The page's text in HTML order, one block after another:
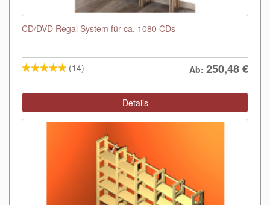
CD/DVD Regal System für ca. 1080 CDs
(14) Ab: 250,48€
Details